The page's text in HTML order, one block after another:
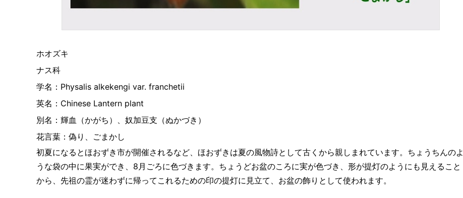
ホオズキ
ナス科
学名：Physalis alkekengi var. franchetii
英名：Chinese Lantern plant
別名：輝血（かがち）、奴加豆支（ぬかづき）
花言葉：偽り、ごまかし
初夏になるとほおずき市が開催されるなど、ほおずきは夏の風物詩として古くから親しまれています。ちょうちんのよ
うな袋の中に果実ができ、8月ごろに色づきます。ちょうどお盆のころに実が色づき、形が提灯のようにも見えること
から、先祖の霊が迷わずに帰ってこれるための印の提灯に見立て、お盆の飾りとして使われます。